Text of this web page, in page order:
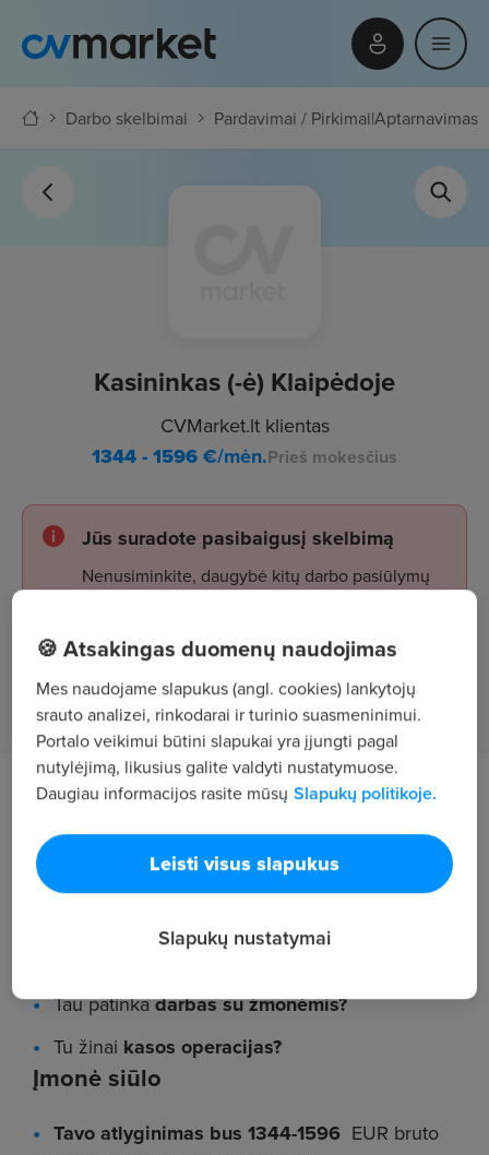
Darbo skelbimai Pardavimai / Pirkimai|Aptarnavimas
Kasininkas (-ė) Klaipėdoje
CVMarket.lt klientas
1344 - 1596€/mėn.Prieš mokesčius
Jūs suradote pasibaigusį skelbimą
Nenusiminkite, daugybė kitų darbo pasiūlymų
Žiūrėti skelbimus
Darbo aprašymas
Aptarnauti klientus pagal DEPO klientų
aptarnavimo ir pardavimo standartą ir tiksliai atlikti
Reikalavimai
Tau patinkadarbas su žmonėmis?
Tu žinai kasos operacijas?
Įmonė siūlo
Tavo atlyginimas bus 1344-1596 EUR bruto
🍪 Atsakingas duomenų naudojimas
Mes naudojame slapukus (angl. cookies) lankytojų
srauto analizei, rinkodarai ir turinio suasmeninimui.
Portalo veikimui būtini slapukai yra įjungti pagal
nutylėjimą, likusius galite valdyti nustatymuose.
Daugiau informacijos rasite mūsų Slapukų politikoje.
Leisti visus slapukus
Slapukų nustatymai